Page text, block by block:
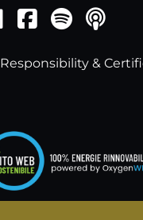
Responsibility &